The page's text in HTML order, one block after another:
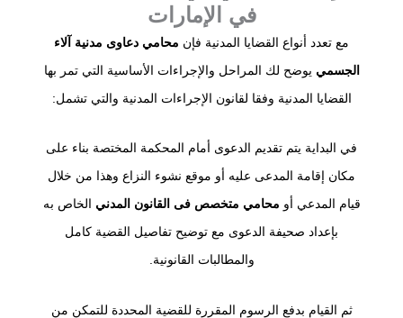
في الإمارات
مع تعدد أنواع القضايا المدنية فإن محامي دعاوى مدنية آلاء
الجسمي يوضح لك المراحل والإجراءات الأساسية التي تمر بها
القضايا المدنية وفقا لقانون الإجراءات المدنية والتي تشمل:
في البداية يتم تقديم الدعوى أمام المحكمة المختصة بناء على
مكان إقامة المدعى عليه أو موقع نشوء النزاع وهذا من خلال
قيام المدعي أو محامي متخصص فى القانون المدني الخاص به
بإعداد صحيفة الدعوى مع توضيح تفاصيل القضية كامل
والمطالبات القانونية.
ثم القيام بدفع الرسوم المقررة للقضية المحددة للتمكن من